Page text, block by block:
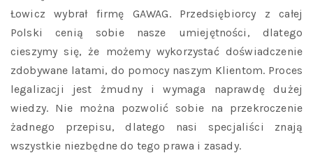
Łowicz wybrał firmę GAWAG. Przedsiębiorcy z całej
Polski cenią sobie nasze umiejętności, dlatego
cieszymy się, że możemy wykorzystać doświadczenie
zdobywane latami, do pomocy naszym Klientom. Proces
legalizacji jest żmudny i wymaga naprawdę dużej
wiedzy. Nie można pozwolić sobie na przekroczenie
żadnego przepisu, dlatego nasi specjaliści znają
wszystkie niezbędne do tego prawa i zasady.